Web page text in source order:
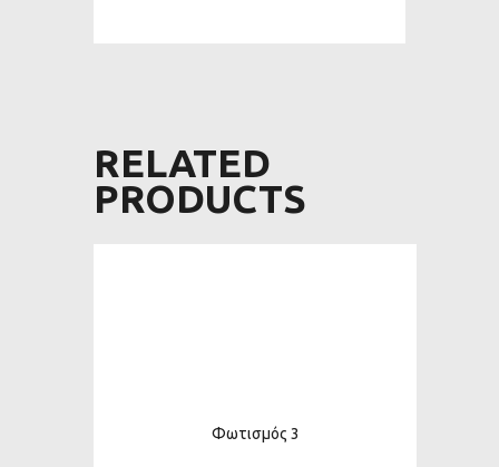
RELATED
PRODUCTS
Φωτισμός 3